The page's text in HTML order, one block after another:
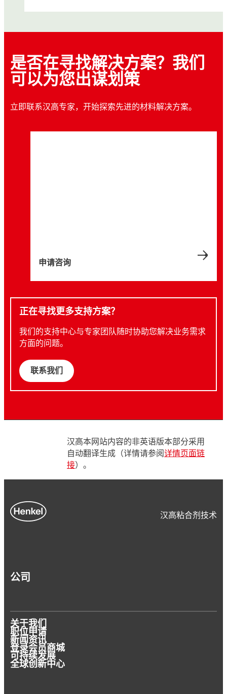
案例研究
Reading Truck - 金属预处理领域的真正合作
案例研究
4 分钟
是否在寻找解决方案？我们
可以为您出谋划策
立即联系汉高专家，开始探索先进的材料解决方案。
申请咨询
正在寻找更多支持方案？
我们的支持中心与专家团队随时协助您解决业务需求
方面的问题。
联系我们
汉高本网站内容的非英语版本部分采用
自动翻译生成（详情请参阅详情页面链
接）。
汉高粘合剂技术
公司
关于我们
职位申请
新闻资讯
登录会员商城
可持续发展
全球创新中心